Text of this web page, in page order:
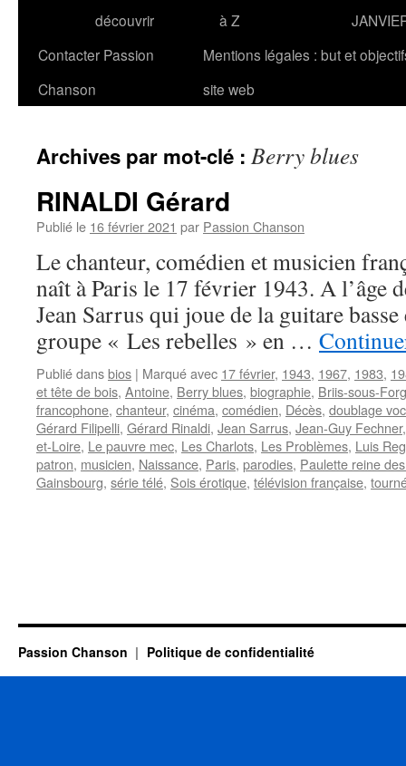
découvrir
à Z
Contacter Passion
Chanson
Mentions légales : but et
site web
Archives par mot-clé : Berry blues
RINALDI Gérard
Publié le 16 février 2021 par Passion Chanson
Le chanteur, comédien et musicien
naît à Paris le 17 février 1943. A l’âge
Jean Sarrus qui joue de la guitare
groupe « Les rebelles » en …
Publié dansbios | Marqué avec 17 février, 1943, 1967, 1983,
et tête de bois, Antoine, Berry blues, biographie, Briis-sous-
francophone, chanteur, cinéma, comédien, Décès, doublage
Gérard Filipelli, Gérard Rinaldi, Jean Sarrus, Jean-Guy Fechner
et-Loire, Le pauvre mec, Les Charlots, Les Problèmes, Luis
patron, musicien, Naissance, Paris, parodies, Paulette reine
Gainsbourg, série télé, Sois érotique, télévision française,
Passion Chanson Politique de confidentialité